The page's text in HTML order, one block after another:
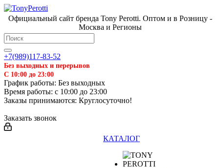
Официальный сайт бренда Tony Perotti. Оптом и в Розницу -
Москва и Регионы
+7(989)117-83-52
Без выходных и перерывов
С 10:00 до 23:00
График работы: Без выходных
Время работы: с 10:00 до 23:00
Заказы принимаются: Круглосуточно!
Заказать звонок
КАТАЛОГ